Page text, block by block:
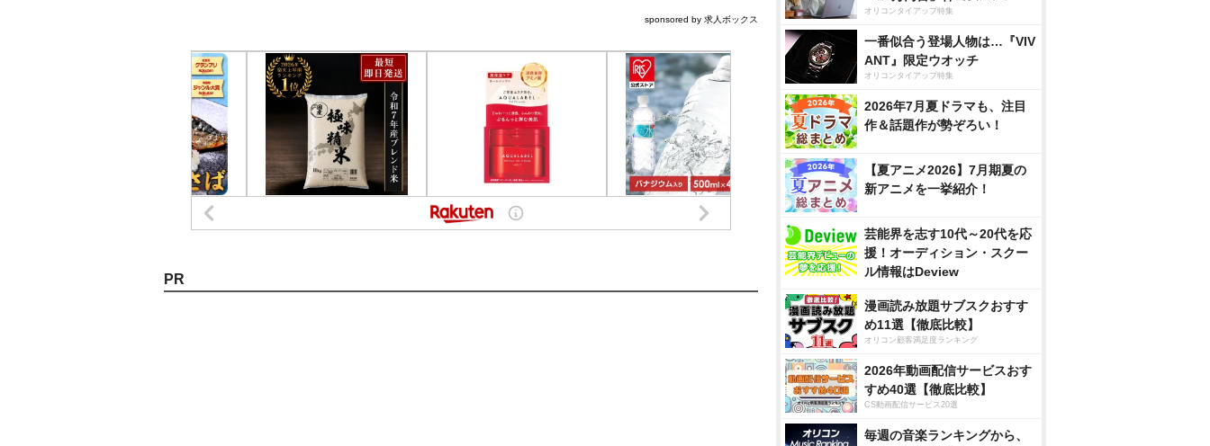
sponsored by 求人ボックス
PR
オリコンタイアップ特集
一番似合う登場人物は…『VIV
ANT』限定ウオッチ
オリコンタイアップ特集
2026年7月夏ドラマも、注目
作＆話題作が勢ぞろい！
【夏アニメ2026】7月期夏の
新アニメを一挙紹介！
芸能界を志す10代～20代を応
援！オーディション・スクー
ル情報はDeview
漫画読み放題サブスクおすす
め11選【徹底比較】
オリコン顧客満足度ランキング
2026年動画配信サービスおす
すめ40選【徹底比較】
CS動画配信サービス20選
毎週の音楽ランキングから、